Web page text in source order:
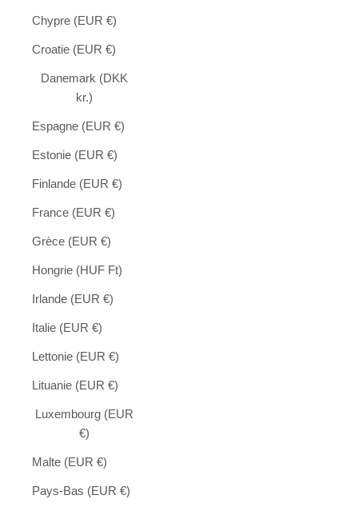
Chypre (EUR €)
Croatie (EUR €)
Danemark (DKK
kr.)
Espagne (EUR €)
Estonie (EUR €)
Finlande (EUR €)
France (EUR €)
Grèce (EUR €)
Hongrie (HUF Ft)
Irlande (EUR €)
Italie (EUR €)
Lettonie (EUR €)
Lituanie (EUR €)
Luxembourg (EUR
€)
Malte (EUR €)
Pays-Bas (EUR €)